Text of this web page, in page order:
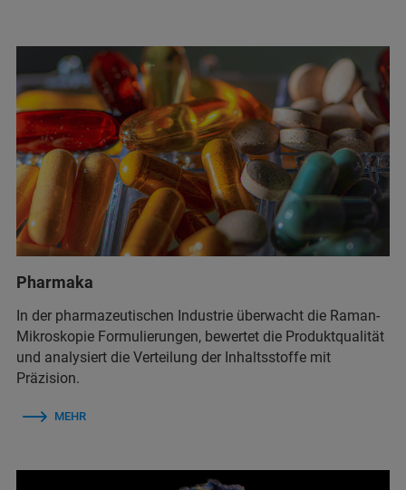
Pharmaka
In der pharmazeutischen Industrie überwacht die Raman-
Mikroskopie Formulierungen, bewertet die Produktqualität
und analysiert die Verteilung der Inhaltsstoffe mit
Präzision.
MEHR